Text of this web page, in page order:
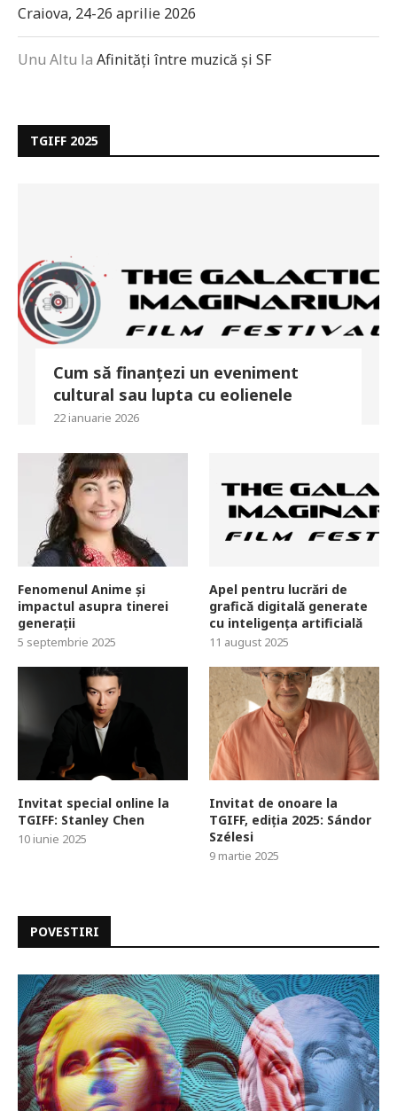
Craiova, 24-26 aprilie 2026
Unu Altu la Afinități între muzică și SF
TGIFF 2025
Cum să finanțezi un eveniment
cultural sau lupta cu eolienele
22 ianuarie 2026
Fenomenul Anime și
impactul asupra tinerei
generații
5 septembrie 2025
Apel pentru lucrări de
grafică digitală generate
cu inteligența artificială
11 august 2025
Invitat special online la
TGIFF: Stanley Chen
10 iunie 2025
Invitat de onoare la
TGIFF, ediția 2025: Sándor
Szélesi
9 martie 2025
POVESTIRI